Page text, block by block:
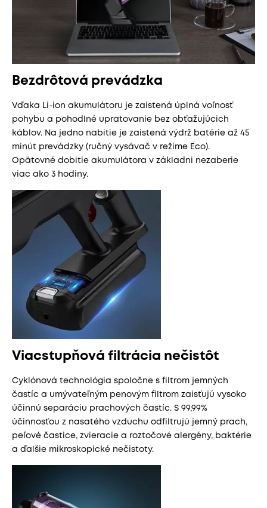
Bezdrôtová prevádzka
Vďaka Li-ion akumulátoru je zaistená úplná voľnosť
pohybu a pohodlné upratovanie bez obťažujúcich
káblov. Na jedno nabitie je zaistená výdrž batérie až 45
minút prevádzky (ručný vysávač v režime Eco).
Opätovné dobitie akumulátora v základni nezaberie
viac ako 3 hodiny.
Viacstupňová filtrácia nečistôt
Cyklónová technológia spoločne s filtrom jemných
častíc a umývateľným penovým filtrom zaisťujú vysoko
účinnú separáciu prachových častíc. S 99,99%
účinnosťou z nasatého vzduchu odfiltrujú jemný prach,
peľové častice, zvieracie a roztočové alergény, baktérie
a ďalšie mikroskopické nečistoty.